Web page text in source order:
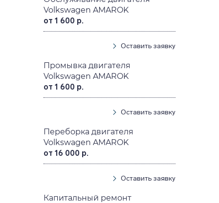
Volkswagen AMAROK
от 1 600 р.
Оставить заявку
Промывка двигателя
Volkswagen AMAROK
от 1 600 р.
Оставить заявку
Переборка двигателя
Volkswagen AMAROK
от 16 000 р.
Оставить заявку
Капитальный ремонт